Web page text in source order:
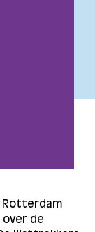
Rotterdam
de